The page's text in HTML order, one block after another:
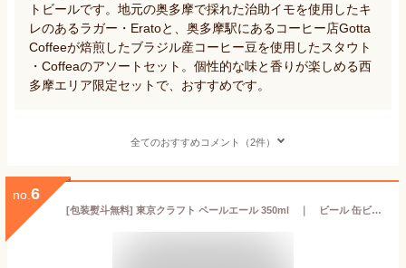
トビールです。地元の奥多摩で採れた治助イモを使用したキ
レのあるラガー・Eratoと、奥多摩駅にあるコーヒー店Gotta
Coffeeが焙煎したブラジル産コーヒー豆を使用したスタウト
・Coffeaのアソートセット。個性的な味と香りが楽しめる西
多摩エリア限定セットで、おすすめです。
全てのおすすめコメント（2件）
no. 6
[包装熨斗無料] 東京クラフト ペールエール 350ml ｜ ビール 缶ビール サントリー マンダリーナババリアホップ 一部使用 武蔵野 ペールエール tokyo craft クラフトビール